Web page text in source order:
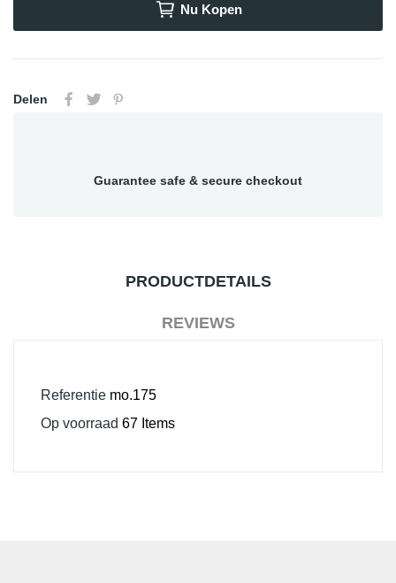
Nu Kopen
Delen
Guarantee safe & secure checkout
PRODUCTDETAILS
REVIEWS
Referentie mo.175
Op voorraad 67 Items